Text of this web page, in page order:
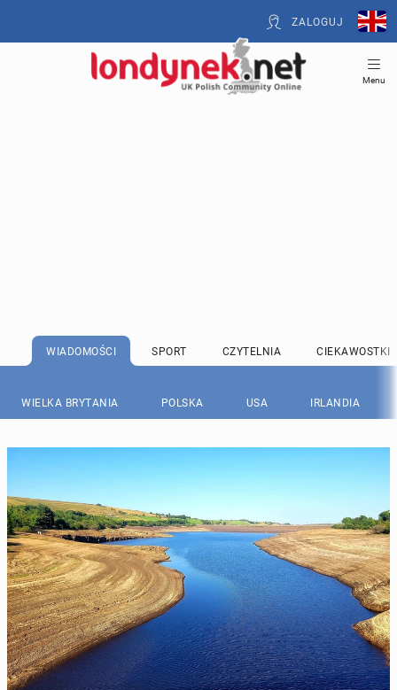
ZALOGUJ
Menu
WIADOMOŚCI SPORT CZYTELNIA CIEKAWOSTKI
WIELKA BRYTANIA POLSKA USA IRLANDIA